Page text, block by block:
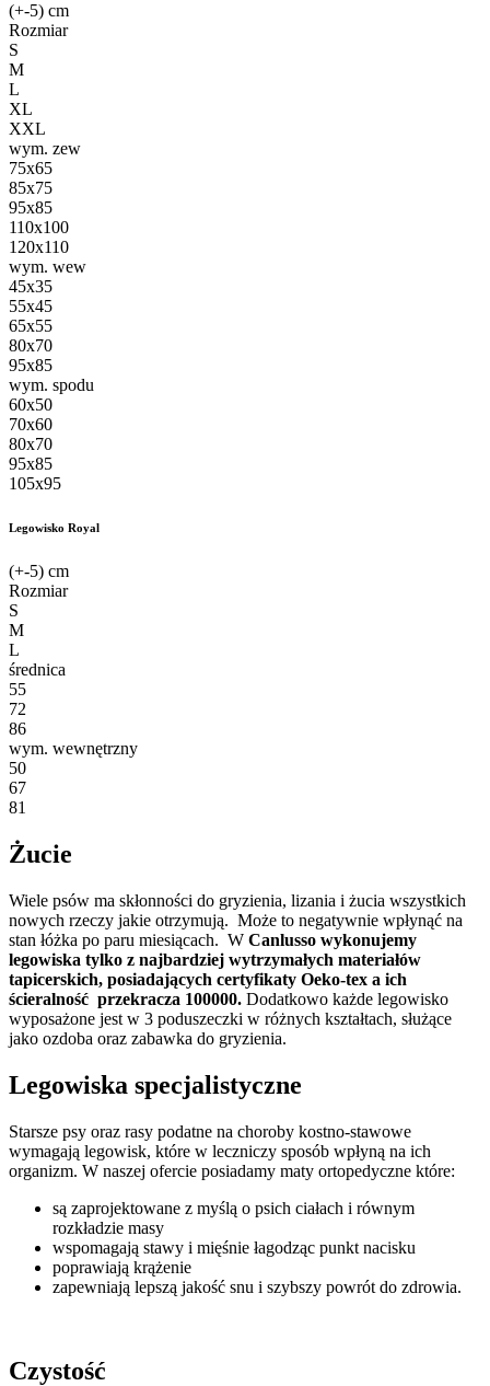
(+-5) cm
Rozmiar
S
M
L
XL
XXL
wym. zew
75x65
85x75
95x85
110x100
120x110
wym. wew
45x35
55x45
65x55
80x70
95x85
wym. spodu
60x50
70x60
80x70
95x85
105x95
Legowisko Royal
(+-5) cm
Rozmiar
S
M
L
średnica
55
72
86
wym. wewnętrzny
50
67
81
Żucie
Wiele psów ma skłonności do gryzienia, lizania i żucia wszystkich
nowych rzeczy jakie otrzymują. Może to negatywnie wpłynąć na
stan łóżka po paru miesiącach. W Canlusso wykonujemy
legowiska tylko z najbardziej wytrzymałych materiałów
tapicerskich, posiadających certyfikaty Oeko-tex a ich
ścieralność przekracza 100000. Dodatkowo każde legowisko
wyposażone jest w 3 poduszeczki w różnych kształtach, służące
jako ozdoba oraz zabawka do gryzienia.
Legowiska specjalistyczne
Starsze psy oraz rasy podatne na choroby kostno-stawowe
wymagają legowisk, które w leczniczy sposób wpłyną na ich
organizm. W naszej ofercie posiadamy maty ortopedyczne które:
są zaprojektowane z myślą o psich ciałach i równym
rozkładzie masy
wspomagają stawy i mięśnie łagodząc punkt nacisku
poprawiają krążenie
zapewniają lepszą jakość snu i szybszy powrót do zdrowia.
Czystość